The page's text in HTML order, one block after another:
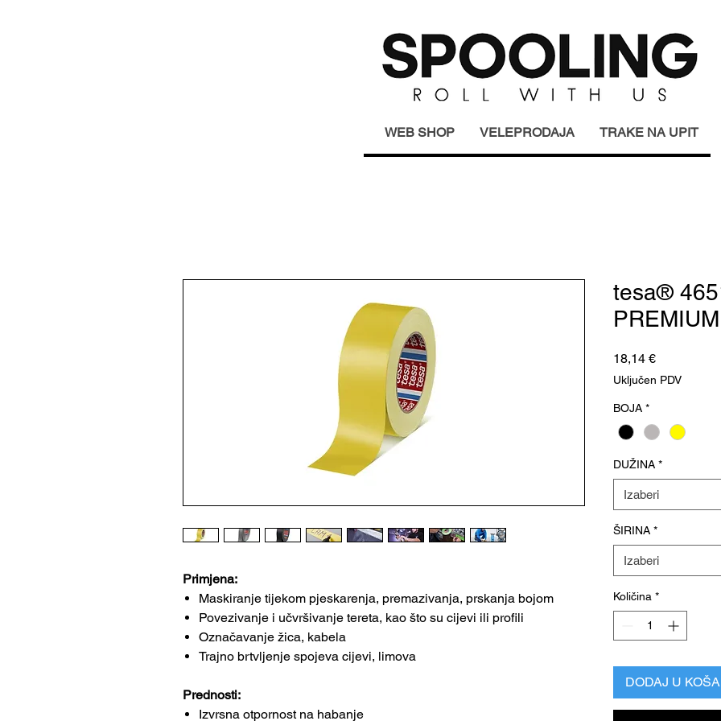
WEB SHOP VELEPRODAJA TRAKE NA UPIT
Primjena:
Maskiranje tijekom pjeskarenja, premazivanja, prskanja bojom
Povezivanje i učvršivanje tereta, kao što su cijevi ili profili
Označavanje žica, kabela
Trajno brtvljenje spojeva cijevi, limova
Prednosti:
Izvrsna otpornost na habanje
tesa®
PREMIUM
18,14 €Cijena
Uključen PDV
BOJA *
DUŽINA *
Izaberi
ŠIRINA *
Izaberi
Količina *
DODAJ U